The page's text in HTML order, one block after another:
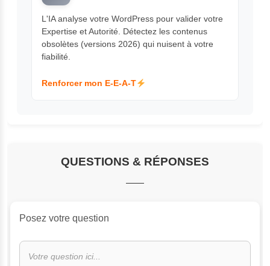
L'IA analyse votre WordPress pour valider votre
Expertise et Autorité. Détectez les contenus
obsolètes (versions 2026) qui nuisent à votre
fiabilité.
Renforcer mon E-E-A-T
QUESTIONS & RÉPONSES
Posez votre question